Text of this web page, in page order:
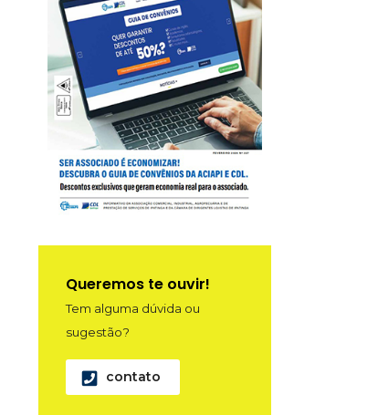
Queremos te ouvir!
Tem alguma dúvida ou
sugestão?
contato